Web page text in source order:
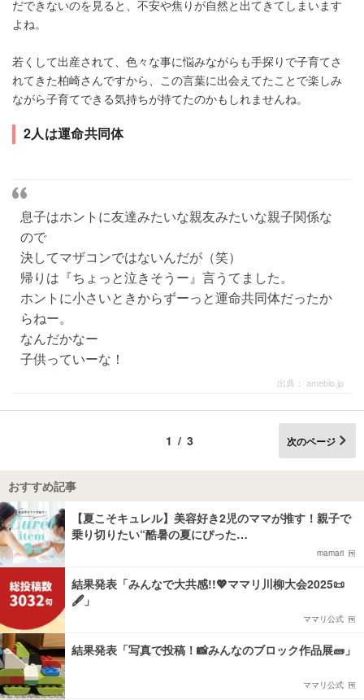
だできないのを見ると、不安や焦りが自然と出てきてしまいます
よね。
若くして出産されて、色々な事に悩みながらも手探りで子育てさ
れてきた柏崎さんですから、この言葉に出会えてたことで楽しみ
ながら子育てできる気持ちが持てたのかもしれませんね。
2人は運命共同体
息子はホントに友達みたいな親友みたいな親子関係な
ので
決してマザコンではないんだが（笑）
帰りは『ちょっと泣きそうー』言うてました。
ホントに小さいときからずーっと運命共同体だったか
らねー。
なんだかなー
子供っていーな！
出典： ameblo.jp
1/3 次のページ
おすすめ記事
【夏こそキュレル】美容好き2児のママが推す！親子で
乗り切りたい“酷暑の夏にぴった…
mamari
結果発表「みんなで大共感!!💖ママリ川柳大会2025📜
🖋️」
ママリ公式
結果発表「写真で投稿！📸みんなのブロック作品展🧱」
ママリ公式